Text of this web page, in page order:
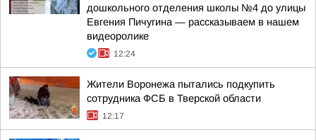
дошкольного отделения школы №4 до улицы
Евгения Пичугина — рассказываем в нашем
видеоролике
12:24
Жители Воронежа пытались подкупить
сотрудника ФСБ в Тверской области
12:17